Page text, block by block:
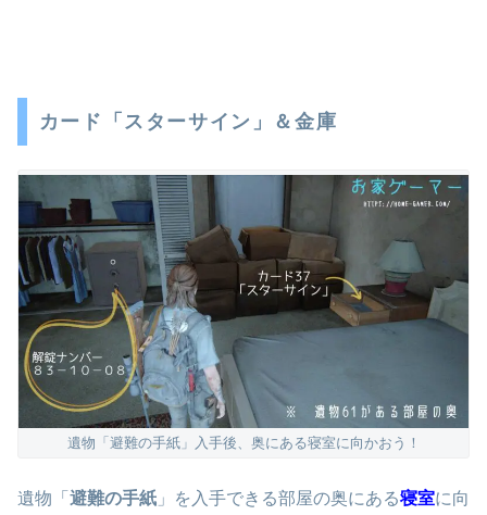
カード「スターサイン」＆金庫
遺物「避難の手紙」入手後、奥にある寝室に向かおう！
遺物「 避難の手紙 」を入手できる部屋の奥にある寝室に向